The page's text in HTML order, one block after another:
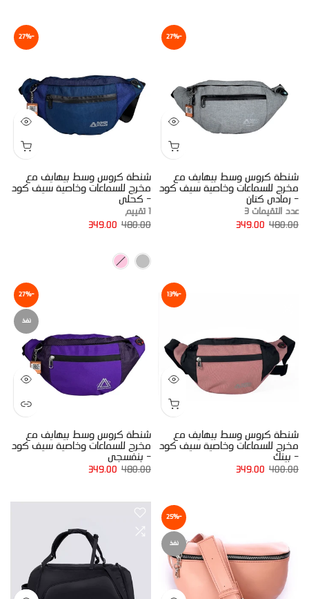
-27%
شنطة كروس وسط بيهايف مع
مخرج للسماعات وخاصية سيف كود
- رمادى كتان
عدد التقيمات 3
480.00
349.00
-27%
شنطة كروس وسط بيهايف مع
مخرج للسماعات وخاصية سيف كود
- كحلى
1 تقييم
480.00
349.00
-13%
شنطة كروس وسط بيهايف مع
مخرج للسماعات وخاصية سيف كود
- بينك
400.00
349.00
-27%
نفذ
شنطة كروس وسط بيهايف مع
مخرج للسماعات وخاصية سيف كود
- بنفسجى
480.00
349.00
-25%
نفذ